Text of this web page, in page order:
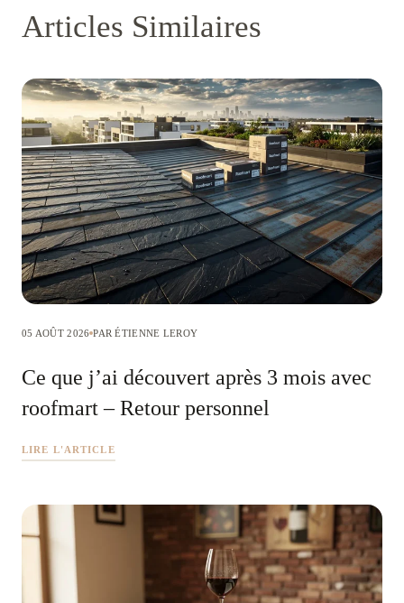
Articles Similaires
05 AOÛT 2026 PAR ÉTIENNE LEROY
Ce que j’ai découvert après 3 mois avec
roofmart – Retour personnel
LIRE L'ARTICLE